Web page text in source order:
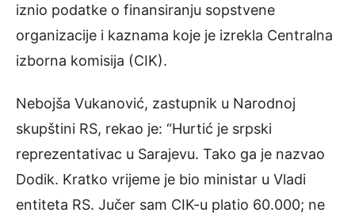
iznio podatke o finansiranju sopstvene
organizacije i kaznama koje je izrekla Centralna
izborna komisija (CIK).
Nebojša Vukanović, zastupnik u Narodnoj
skupštini RS, rekao je: “Hurtić je srpski
reprezentativac u Sarajevu. Tako ga je nazvao
Dodik. Kratko vrijeme je bio ministar u Vladi
entiteta RS. Jučer sam CIK-u platio 60.000; ne